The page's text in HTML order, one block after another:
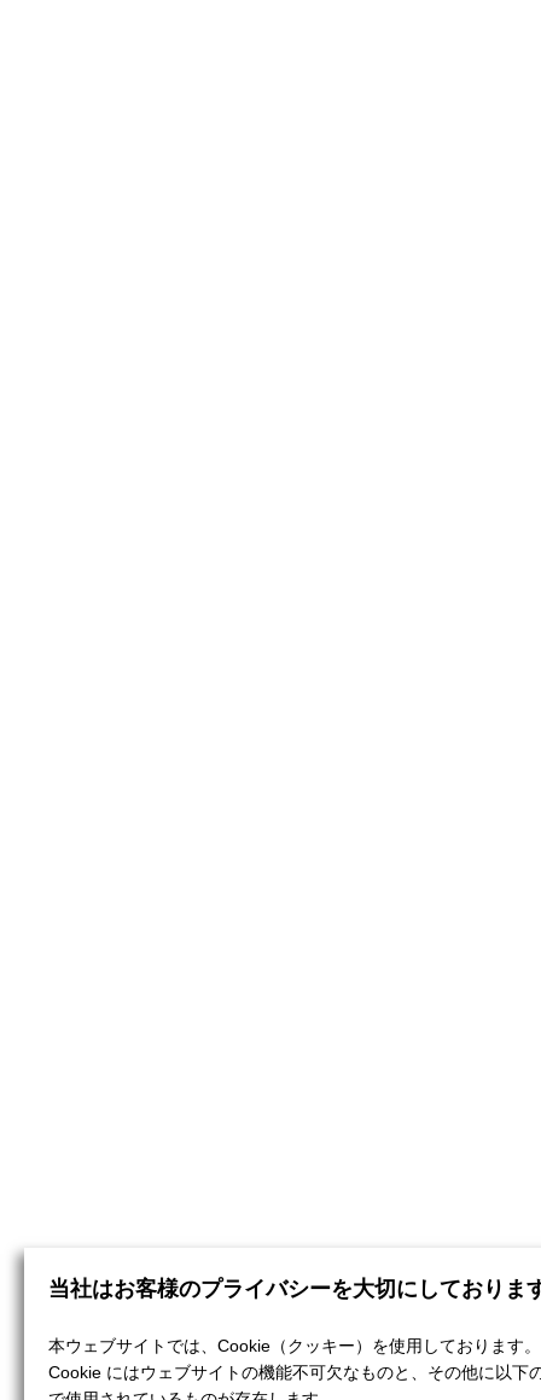
当社はお客様のプライバシーを大切にしておりま
本ウェブサイトでは、Cookie（クッキー）を使用しております。
Cookie にはウェブサイトの機能不可欠なものと、その他に以下